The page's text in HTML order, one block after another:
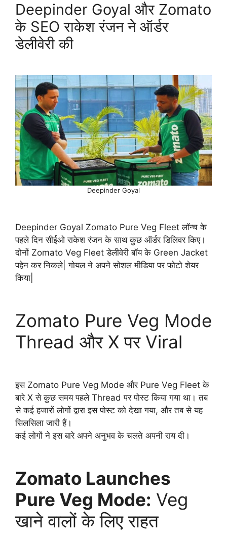
Deepinder Goyal और Zomato
के SEO राकेश रंजन ने ऑर्डर
डेलीवेरी की
Deepinder Goyal
Deepinder Goyal Zomato Pure Veg Fleet लॉन्च के
पहले दिन सीईओ राकेश रंजन के साथ कुछ ऑर्डर डिलिवर किए।
दोनों Zomato Veg Fleet डेलीवेरी बॉय के Green Jacket
पहेन कर निकले| गोयल ने अपने सोशल मीडिया पर फोटो शेयर
किया|
Zomato Pure Veg Mode
Thread और X पर Viral
इस Zomato Pure Veg Mode और Pure Veg Fleet के
बारे X से कुछ समय पहले Thread पर पोस्ट किया गया था। तब
से कई हजारों लोगों द्वारा इस पोस्ट को देखा गया, और तब से यह
सिलसिला जारी हैं।
कई लोगों ने इस बारे अपने अनुभव के चलते अपनी राय दी।
Zomato Launches
Pure Veg Mode: Veg
खाने वालों के लिए राहत